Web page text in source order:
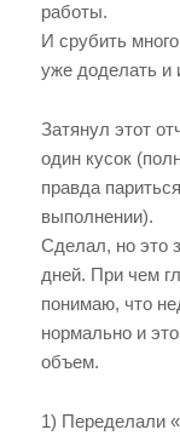
работы.
И срубить
уже доделать и
Затянул этот
один кусок
правда
выполнении).
Сделал, но это
дней. При чем
понимаю, что
нормально и
объем.
1) Переделали